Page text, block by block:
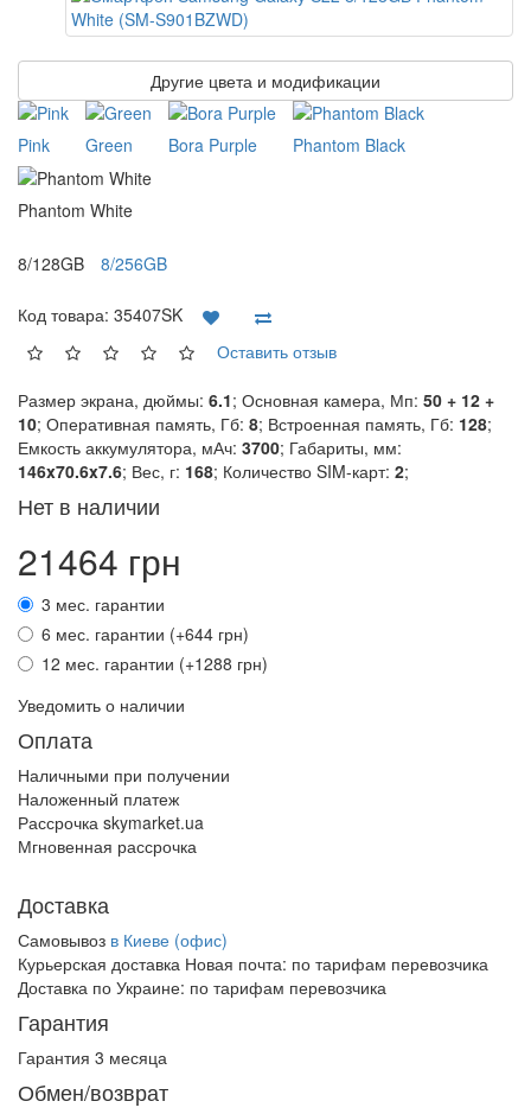
Другие цвета и модификации
Pink Green Bora Purple Phantom Black
Phantom White
8/128GB 8/256GB
Код товара: 35407SK
Оставить отзыв
Размер экрана, дюймы: 6.1; Основная камера, Мп: 50 + 12 +
10; Оперативная память, Гб: 8; Встроенная память, Гб: 128;
Емкость аккумулятора, мАч: 3700; Габариты, мм:
146x70.6x7.6; Вес, г: 168; Количество SIM-карт: 2;
Нет в наличии
21464 грн
3 мес. гарантии
6 мес. гарантии (+644 грн)
12 мес. гарантии (+1288 грн)
Уведомить о наличии
Оплата
Наличными при получении
Наложенный платеж
Рассрочка skymarket.ua
Мгновенная рассрочка
Доставка
Самовывоз в Киеве (офис)
Курьерская доставка Новая почта: по тарифам перевозчика
Доставка по Украине: по тарифам перевозчика
Гарантия
Гарантия 3 месяца
Обмен/возврат